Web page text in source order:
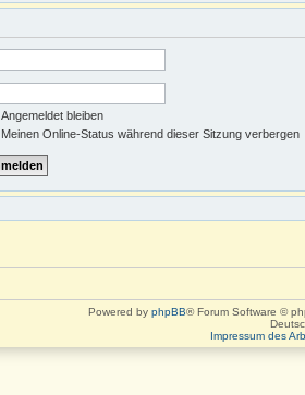
Angemeldet bleiben
Meinen Online-Status während dieser Sitzung verbergen
Powered by phpBB® Forum Software ©
Impressum des